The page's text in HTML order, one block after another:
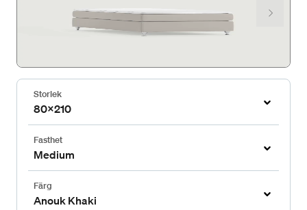
Storlek
80x210
Fasthet
Medium
Färg
Anouk Khaki